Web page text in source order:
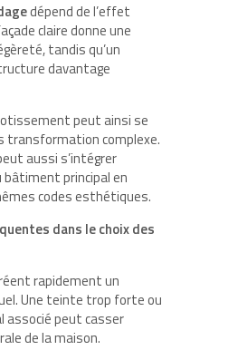
dépend de l’effet
claire donne une
tandis qu’un
davantage
peut ainsi se
transformation complexe.
aussi s’intégrer
principal en
codes esthétiques.
dans le choix des
rapidement un
Une teinte trop forte ou
associé peut casser
de la maison.